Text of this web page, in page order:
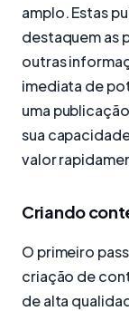
amplo. Estas
destaquem as
outras
imediata de
uma
sua
valor
Criando
O primeiro
criação de
de alta